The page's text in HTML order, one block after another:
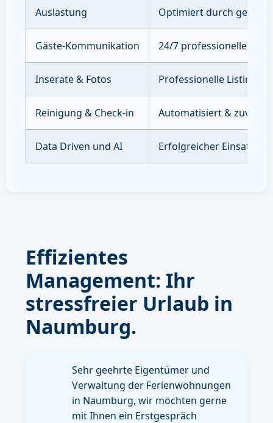
Auslastung Optimiert durch
Gäste-Kommunikation 24/7 professioneller
Inserate & Fotos Professionelle Listings
Reinigung & Check-in Automatisiert &
Data Driven und AI Erfolgreicher Einsatz
Effizientes
Management: Ihr
stressfreier Urlaub in
Naumburg.
Sehr geehrte Eigentümer und
Verwaltung der Ferienwohnungen
in Naumburg, wir möchten gerne
mit Ihnen ein Erstgespräch